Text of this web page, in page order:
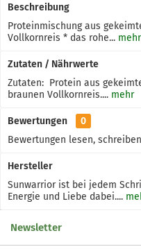
Beschreibung
Proteinmischung aus
Vollkornreis * das rohe... mehr
Zutaten / Nährwerte
Zutaten: Protein aus
braunen Vollkornreis.... mehr
Bewertungen
0
Bewertungen lesen,
Hersteller
Sunwarrior ist bei jedem
Energie und Liebe dabei....
Newsletter